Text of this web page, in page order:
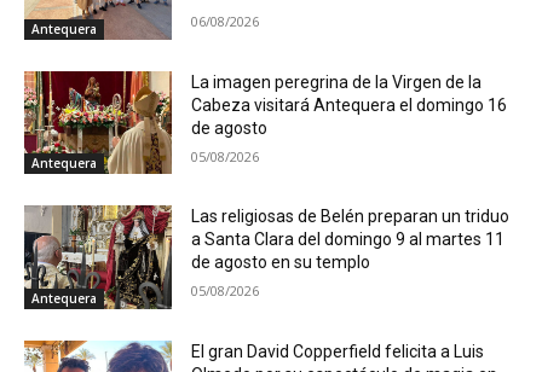
Antequera 06/08/2026
Antequera
La imagen peregrina de la Virgen de la
Cabeza visitará Antequera el domingo 16
de agosto
05/08/2026
Antequera
Las religiosas de Belén preparan un triduo
a Santa Clara del domingo 9 al martes 11
de agosto en su templo
05/08/2026
El gran David Copperfield felicita a Luis